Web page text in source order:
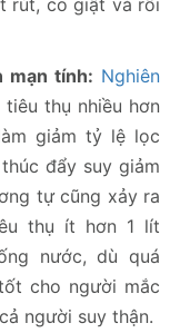
rút, co giật và rối
mạn tính: Nghiên
tiêu thụ nhiều hơn
giảm tỷ lệ lọc
đẩy suy giảm
tự cũng xảy ra
thụ ít hơn 1 lít
nước, dù quá
cho người mắc
người suy thận.